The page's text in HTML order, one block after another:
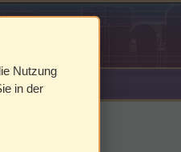
Nutzung
in der